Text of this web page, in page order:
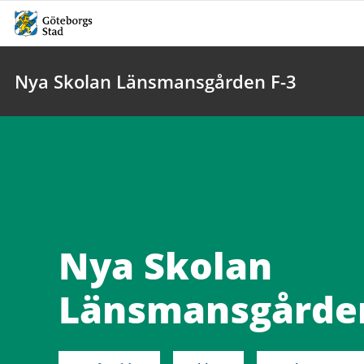
Nya Skolan Länsmansgården F-3
Nya Skolan